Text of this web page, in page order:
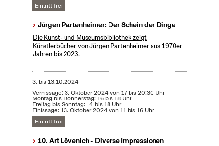
Eintritt frei
Jürgen Partenheimer: Der Schein der Dinge
Die Kunst- und Museumsbibliothek zeigt
Künstlerbücher von Jürgen Partenheimer aus 1970er
Jahren bis 2023.
3. bis13.10.2024
Vernissage: 3. Oktober 2024 von 17 bis 20:30 Uhr
Montag bis Donnerstag: 16 bis 18 Uhr
Freitag bis Sonntag: 14 bis 18 Uhr
Finissage: 13. Oktober 2024 von 11 bis 16 Uhr
Eintritt frei
10. Art Lövenich - Diverse Impressionen